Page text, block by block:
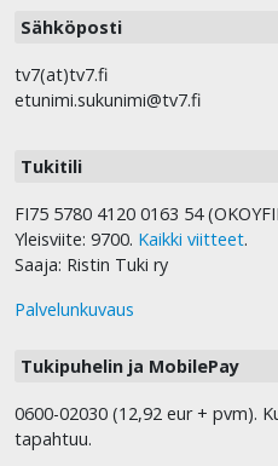
Sähköposti
tv7(at)tv7.fi
etunimi.sukunimi@tv7.fi
Tukitili
FI75 5780 4120 0163 54
Yleisviite: 9700. Kaikki viitteet.
Saaja: Ristin Tuki ry
Palvelunkuvaus
Tukipuhelin ja MobilePay
0600-02030 (12,92 eur + pvm).
tapahtuu.